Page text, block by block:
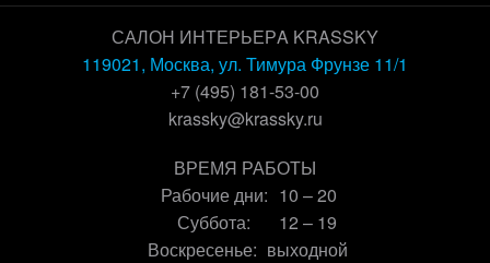
САЛОН ИНТЕРЬЕРA KRASSKY
119021, Москва, ул. Тимура Фрунзе 11/1
+7 (495) 181-53-00
krassky@krassky.ru
ВРЕМЯ РАБОТЫ
Рабочие дни: 10 – 20
Суббота:
12 – 19
Воскресенье: выходной